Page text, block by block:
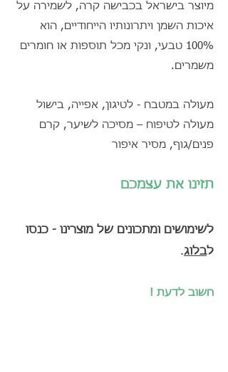
מיוצר בישראל בכבישה קרה, לשמירה על
איכות השמן ויתרונותיו הייחודיים, הוא
100% טבעי, ונקי מכל תוספות או חומרים
משמרים.
מעולה במטבח - לטיגון, אפייה, בישול
מעולה לטיפוח – מסיכה לשיער, קרם
פנים/גוף, מסיר איפור
תזינו את עצמכם
לשימושים ומתכונים של מוצרינו - כנסו
לבלוג.
חשוב לדעת !